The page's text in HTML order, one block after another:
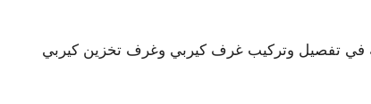
في تفصيل وتركيب غرف كيربي وغرف تخزين كيربي